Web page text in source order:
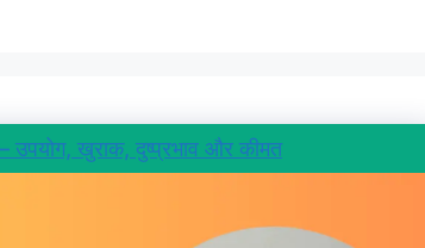
खुराक, दुष्प्रभाव और कीमत